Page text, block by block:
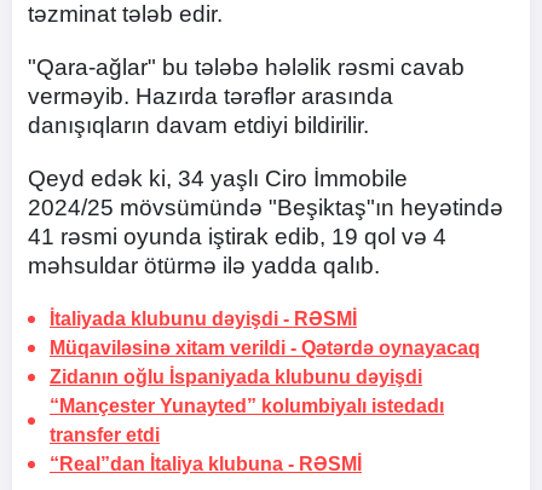
təzminat tələb edir.
"Qara-ağlar" bu tələbə hələlik rəsmi cavab
verməyib. Hazırda tərəflər arasında
danışıqların davam etdiyi bildirilir.
Qeyd edək ki, 34 yaşlı Ciro İmmobile
2024/25 mövsümündə "Beşiktaş"ın heyətində
41 rəsmi oyunda iştirak edib, 19 qol və 4
məhsuldar ötürmə ilə yadda qalıb.
İtaliyada klubunu dəyişdi - RƏSMİ
Müqaviləsinə xitam verildi - Qətərdə oynayacaq
Zidanın oğlu İspaniyada klubunu dəyişdi
“Mançester Yunayted” kolumbiyalı istedadı
transfer etdi
“Real”dan İtaliya klubuna - RƏSMİ